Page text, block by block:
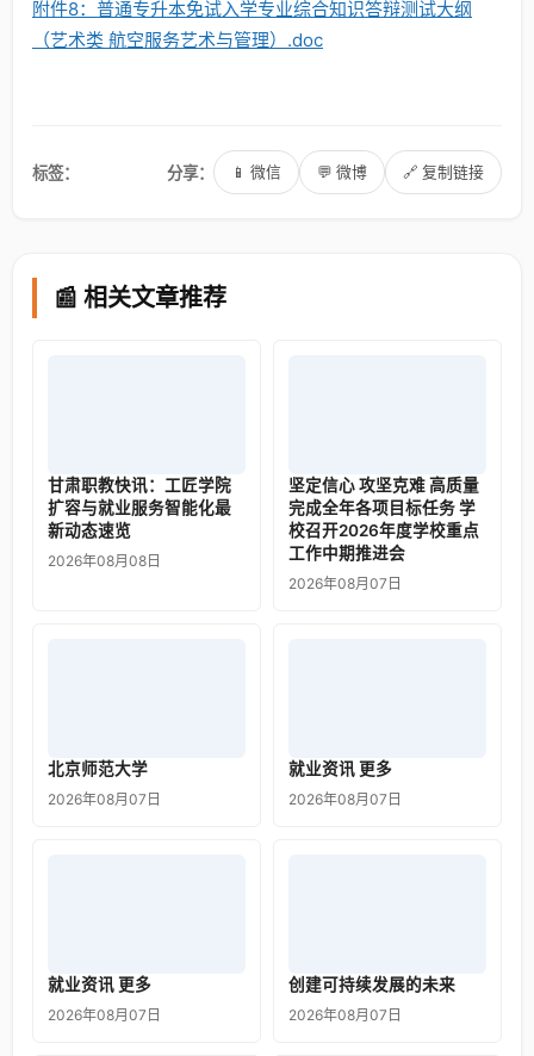
附件8：普通专升本免试入学专业综合知识答辩测试大纲
（艺术类 航空服务艺术与管理）.doc
标签： 分享： 📱 微信 💬 微博 🔗 复制链接
📰 相关文章推荐
甘肃职教快讯：工匠学院
扩容与就业服务智能化最
新动态速览
2026年08月08日
坚定信心 攻坚克难 高质量
完成全年各项目标任务 学
校召开2026年度学校重点
工作中期推进会
2026年08月07日
北京师范大学
2026年08月07日
就业资讯 更多
2026年08月07日
就业资讯 更多
2026年08月07日
创建可持续发展的未来
2026年08月07日